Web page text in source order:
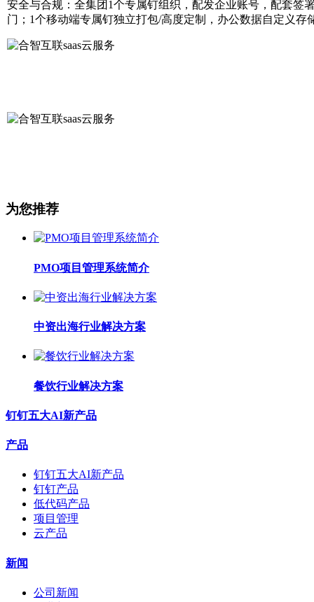
安全与合规：全集团1个专属钉组织，配发企业账号，配套签
门；1个移动端专属钉独立打包/高度定制，办公数据自定义存
为您推荐
PMO项目管理系统简介
中资出海行业解决方案
餐饮行业解决方案
钉钉五大AI新产品
产品
钉钉五大AI新产品
钉钉产品
低代码产品
项目管理
云产品
新闻
公司新闻